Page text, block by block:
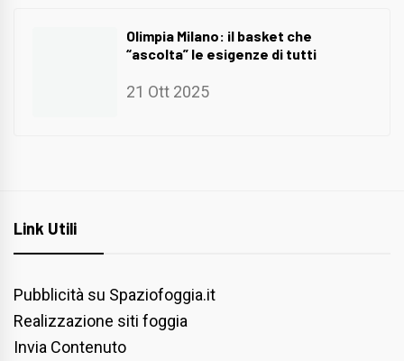
Olimpia Milano: il basket che
“ascolta” le esigenze di tutti
21 Ott 2025
Link Utili
Pubblicità su Spaziofoggia.it
Realizzazione siti foggia
Invia Contenuto